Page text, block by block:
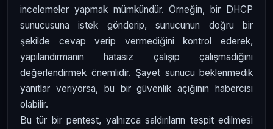
incelemeler yapmak mümkündür. Örneğin, bir DHCP
sunucusuna istek gönderip, sunucunun doğru bir
şekilde cevap verip vermediğini kontrol ederek,
yapılandırmanın hatasız çalışıp çalışmadığını
değerlendirmek önemlidir. Şayet sunucu beklenmedik
yanıtlar veriyorsa, bu bir güvenlik açığının habercisi
olabilir.
Bu tür bir pentest, yalnızca saldırıların tespit edilmesi